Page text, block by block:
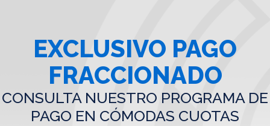
EXCLUSIVO PAGO
FRACCIONADO
CONSULTA NUESTRO PROGRAMA DE
PAGO EN CÓMODAS CUOTAS